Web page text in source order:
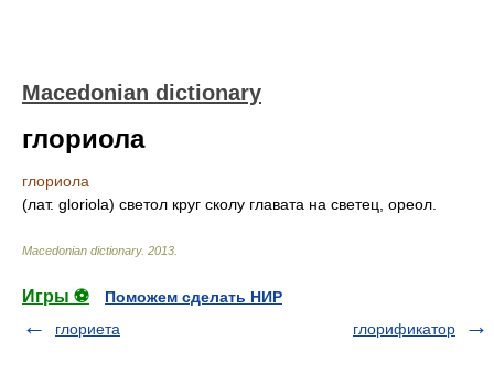
Macedonian dictionary
глориола
глориола
(лат. gloriola) светол круг сколу главата на светец, ореол.
Macedonian dictionary. 2013
Игры ⚽
Поможем сделать НИР
глориета
глорификатор